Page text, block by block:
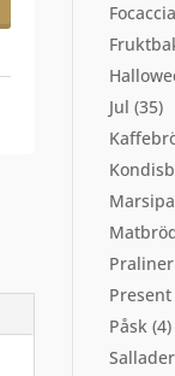
Jul (35)
Praliner
Present
Påsk (4)
Sallader